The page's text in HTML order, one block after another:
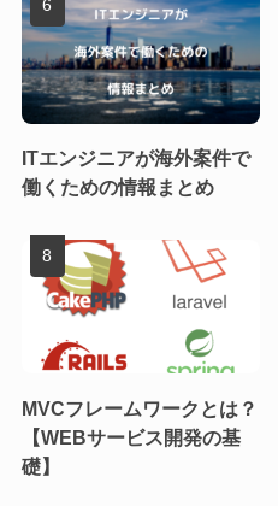
ITエンジニアが海外案件で
働くための情報まとめ
MVCフレームワークとは？
【WEBサービス開発の基
礎】